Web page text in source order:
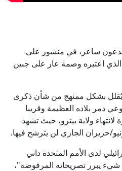
جدعون ساعر، في منشور على
اعتبره وصمة عار على جبين
يُقلل بشكل ممنهج من شأن ذكرى
دمر بلاده العظيمة وقريبا
ولاية بيترو، حيث تشهد
لدى الأمم المتحدة داني
يبرر تصريحاته المرفوضة"،